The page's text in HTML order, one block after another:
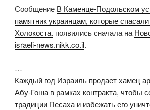
Сообщение В Каменце-Подольском
памятник украинцам, которые
Холокоста. появились сначала на
israeli-news.nikk.co.il.
…
Каждый год Израиль продает хамец
Абу-Гоша в рамках контракта, чтобы
традиции Песаха и избежать его